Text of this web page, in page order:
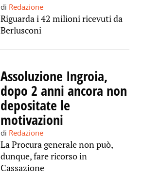
di Redazione
Riguarda i 42 milioni ricevuti da
Berlusconi
Assoluzione Ingroia,
dopo 2 anni ancora non
depositate le
motivazioni
di Redazione
La Procura generale non può,
dunque, fare ricorso in
Cassazione